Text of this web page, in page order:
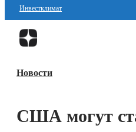
Инвестклимат
Финансы
Блокчейн
Новости
США могут